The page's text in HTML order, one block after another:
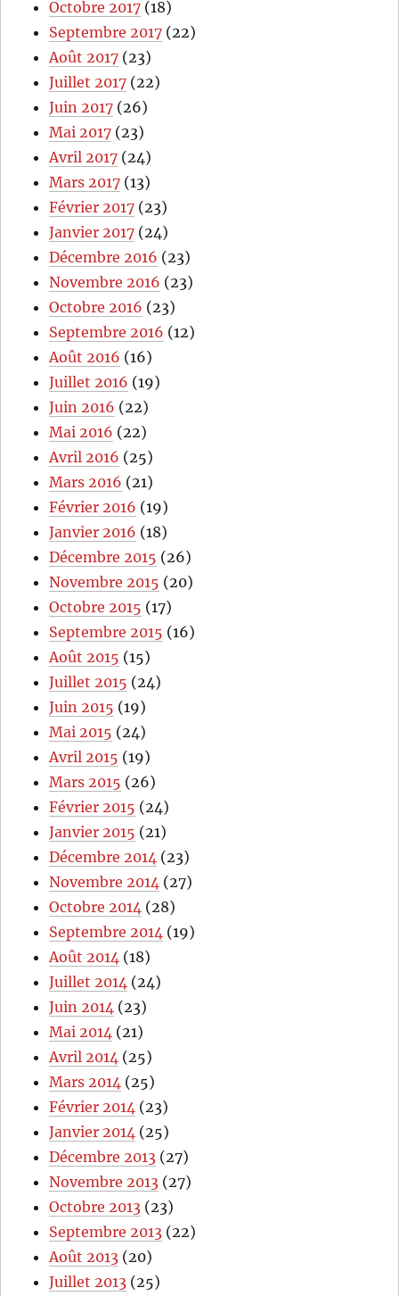
Octobre 2017 (18)
Septembre 2017 (22)
Août 2017 (23)
Juillet 2017 (22)
Juin 2017 (26)
Mai 2017 (23)
Avril 2017 (24)
Mars 2017 (13)
Février 2017 (23)
Janvier 2017 (24)
Décembre 2016 (23)
Novembre 2016 (23)
Octobre 2016 (23)
Septembre 2016 (12)
Août 2016 (16)
Juillet 2016 (19)
Juin 2016 (22)
Mai 2016 (22)
Avril 2016 (25)
Mars 2016 (21)
Février 2016 (19)
Janvier 2016 (18)
Décembre 2015 (26)
Novembre 2015 (20)
Octobre 2015 (17)
Septembre 2015 (16)
Août 2015 (15)
Juillet 2015 (24)
Juin 2015 (19)
Mai 2015 (24)
Avril 2015 (19)
Mars 2015 (26)
Février 2015 (24)
Janvier 2015 (21)
Décembre 2014 (23)
Novembre 2014 (27)
Octobre 2014 (28)
Septembre 2014 (19)
Août 2014 (18)
Juillet 2014 (24)
Juin 2014 (23)
Mai 2014 (21)
Avril 2014 (25)
Mars 2014 (25)
Février 2014 (23)
Janvier 2014 (25)
Décembre 2013 (27)
Novembre 2013 (27)
Octobre 2013 (23)
Septembre 2013 (22)
Août 2013 (20)
Juillet 2013 (25)